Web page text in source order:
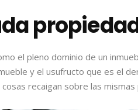
el pleno dominio de un
y el usufructo que es el
recaigan sobre las